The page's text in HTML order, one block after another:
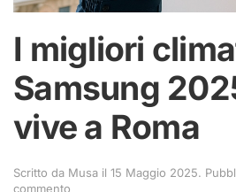
I migliori
Samsung
vive a Roma
Scritto da Musa il 15 Maggio 2025.
commento